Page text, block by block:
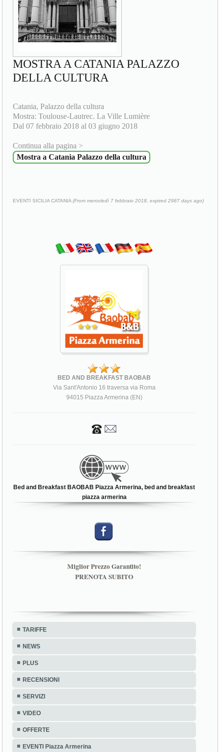
MOSTRA A CATANIA PALAZZO
DELLA CULTURA
Catania, Palazzo della cultura
Mostra: Toulouse-Lautrec. La Ville Lumière
Dal 07 febbraio 2018 al 03 giugno 2018
Continua alla pagina >
Mostra a Catania Palazzo della cultura
EVENTI SICILIA CATANIA(From mercoledì 7 febbraio 2018, expired 2987 days ago)
BED AND BREAKFAST BAOBAB
Via Sant'Antonio 16 traversa via Roma
94015 Piazza Armerina (EN)
Bed and Breakfast BAOBAB Piazza Armerina, bed and breakfast
piazza armerina
Miglior Prezzo Garantito!
PRENOTA SUBITO
TARIFFE
NEWS
PLUS
RECENSIONI
SERVIZI
VIDEO
OFFERTE
EVENTI Piazza Armerina